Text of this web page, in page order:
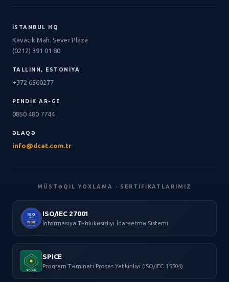
İSTANBUL HQ
Kavacık Mah. Sever Plaza
(0212) 391 01 80
TALLINN, ESTONIYA
+372 6560277
PENDIK AR-GE
0850 480 7744
ƏLAQƏ
info@dcat.com.tr
MÜSTƏQIL YOXLAMA · SERTIFIKATLARIMIZ
ISO
IEC
27001
CERTIFIED
ISO/IEC 27001
İnformasiya Təhlükəsizliyi İdarəetmə Sistemi
SPICE
SPICE
Proqram Təminatı Proses Yetkinliyi (ISO/IEC 15504)